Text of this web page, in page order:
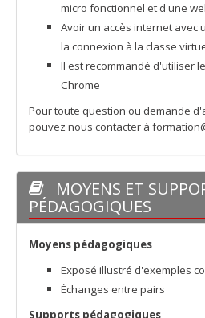
micro fonctionnel et d'une
Avoir un accès internet avec
la connexion à la classe
Il est recommandé d'utiliser
Chrome
Pour toute question ou demande
pouvez nous contacter à
MOYENS ET
PÉDAGOGIQUES
Moyens pédagogiques
Exposé illustré d'exemples
Échanges entre pairs
Supports pédagogiques